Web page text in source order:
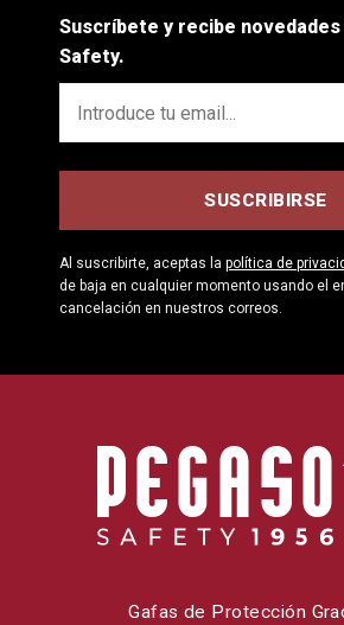
Suscríbete y recibe
Safety.
Al suscribirte, aceptas la política de
de baja en cualquier momento usando el
cancelación en nuestros correos.
Gafas de Protección